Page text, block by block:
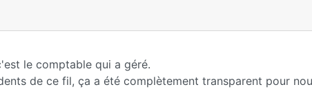
le comptable qui a géré.
de ce fil, ça a été complètement transparent pour